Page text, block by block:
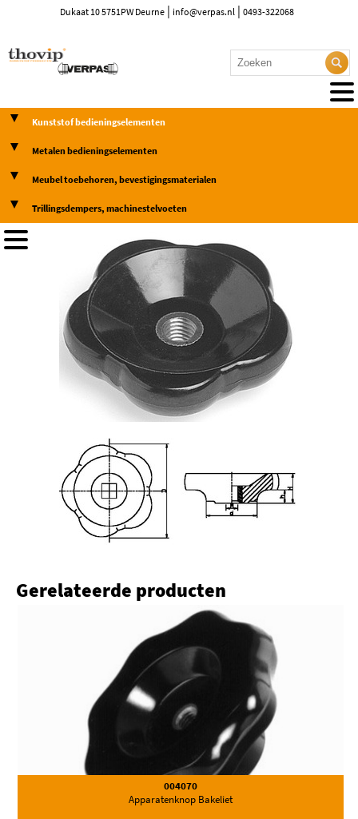
Dukaat 10 5751PW Deurne| info@verpas.nl| 0493-322068
Kunststof bedieningselementen
Metalen bedieningselementen
Meubel toebehoren, bevestigingsmaterialen
Trillingsdempers, machinestelvoeten
Gerelateerde producten
004070
Apparatenknop Bakeliet